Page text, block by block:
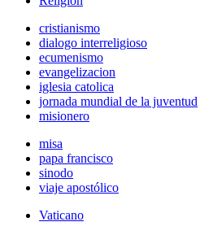
cristianismo
dialogo interreligioso
ecumenismo
evangelizacion
iglesia catolica
jornada mundial de la juventud
misionero
misa
papa francisco
sinodo
viaje apostólico
Vaticano